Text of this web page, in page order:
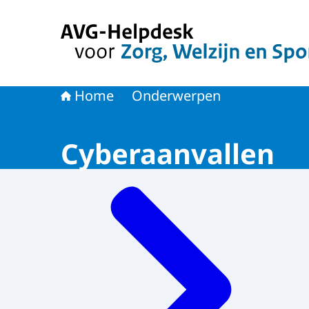
Home Onderwerpen
Cyberaanvallen